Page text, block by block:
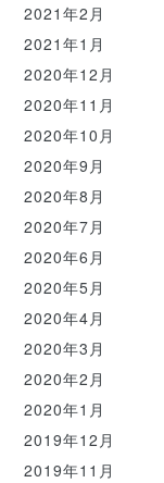
2021年2月
2021年1月
2020年12月
2020年11月
2020年10月
2020年9月
2020年8月
2020年7月
2020年6月
2020年5月
2020年4月
2020年3月
2020年2月
2020年1月
2019年12月
2019年11月